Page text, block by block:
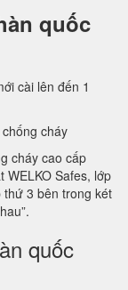
quốc
cài lên đến 1
cháy
cháy cao cấp
Safes, lớp
thứ 3 bên trong két
quốc